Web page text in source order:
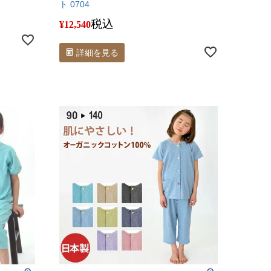
ト 0704
¥12,540税込
詳細を見る